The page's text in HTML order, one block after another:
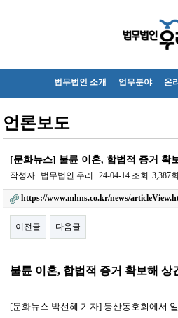
법무법인 소개 업무분야 온
언론보도
[문화뉴스] 불륜 이혼, 합법적 증거 확
작성자 법무법인 우리 24-04-14 조회 3,387회
https://www.mhns.co.kr/news/
이전글 다음글
불륜 이혼, 합법적 증거 확보해 상
[문화뉴스 박선혜 기자] 등산동호회에서